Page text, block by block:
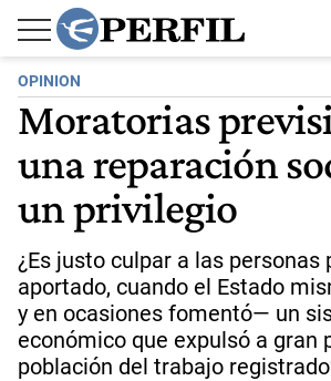
OPINION
Moratorias
una reparación
un privilegio
¿Es justo culpar a las personas
aportado, cuando el Estado
y en ocasiones fomentó— un
económico que expulsó a gran
población del trabajo